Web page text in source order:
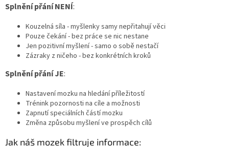
Splnění přání NENÍ:
Kouzelná síla - myšlenky samy nepřitahují věci
Pouze čekání - bez práce se nic nestane
Jen pozitivní myšlení - samo o sobě nestačí
Zázraky z ničeho - bez konkrétních kroků
Splnění přání JE:
Nastavení mozku na hledání příležitostí
Trénink pozornosti na cíle a možnosti
Zapnutí speciálních částí mozku
Změna způsobu myšlení ve prospěch cílů
Jak náš mozek filtruje informace: